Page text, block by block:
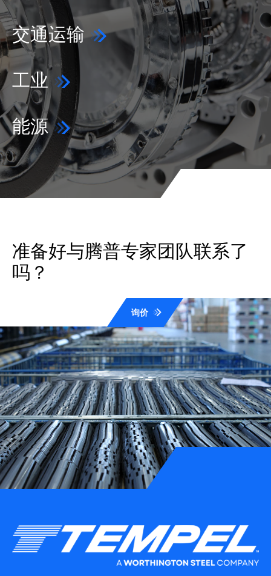
交通运输
工业
能源
准备好与腾普专家团队联系了
吗？
询价